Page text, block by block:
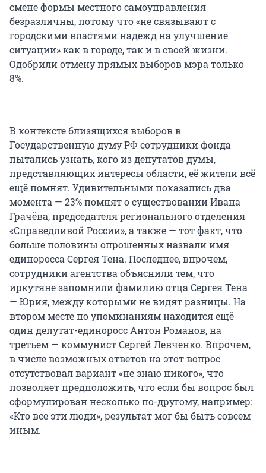
смене формы местного самоуправления
безразличны, потому что «не связывают с
городскими властями надежд на улучшение
ситуации» как в городе, так и в своей жизни.
Одобрили отмену прямых выборов мэра только
8%.
В контексте близящихся выборов в
Государственную думу РФ сотрудники фонда
пытались узнать, кого из депутатов думы,
представляющих интересы области, её жители всё
ещё помнят. Удивительными показались два
момента — 23% помнят о существовании Ивана
Грачёва, председателя регионального отделения
«Справедливой России», а также — тот факт, что
больше половины опрошенных назвали имя
единоросса Сергея Тена. Последнее, впрочем,
сотрудники агентства объяснили тем, что
иркутяне запомнили фамилию отца Сергея Тена
— Юрия, между которыми не видят разницы. На
втором месте по упоминаниям находится ещё
один депутат-единоросс Антон Романов, на
третьем — коммунист Сергей Левченко. Впрочем,
в числе возможных ответов на этот вопрос
отсутствовал вариант «не знаю никого», что
позволяет предположить, что если бы вопрос был
сформулирован несколько по-другому, например:
«Кто все эти люди», результат мог бы быть совсем
иным.